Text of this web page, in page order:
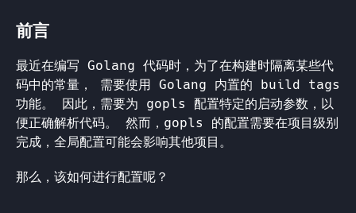
前言
最近在编写 Golang 代码时，为了在构建时隔离某些代
码中的常量， 需要使用 Golang 内置的 build tags
功能。 因此，需要为 gopls 配置特定的启动参数，以
便正确解析代码。 然而，gopls 的配置需要在项目级别
完成，全局配置可能会影响其他项目。
那么，该如何进行配置呢？